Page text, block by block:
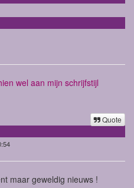
wel aan mijn schrijfstijl
Quote
maar geweldig nieuws !